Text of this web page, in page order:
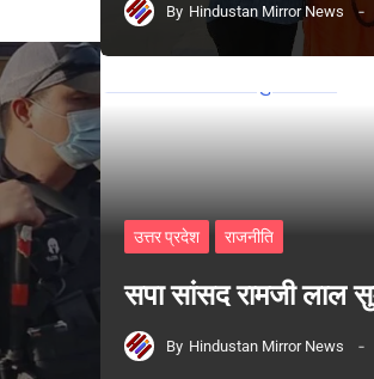
By Hindustan Mirror News
उत्तर प्रदेश राजनीति
सपा सांसद रामजी लाल
By Hindustan Mirror News